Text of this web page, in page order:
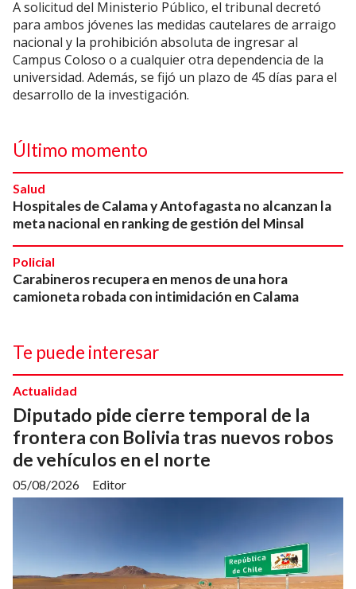
A solicitud del Ministerio Público, el tribunal decretó
para ambos jóvenes las medidas cautelares de arraigo
nacional y la prohibición absoluta de ingresar al
Campus Coloso o a cualquier otra dependencia de la
universidad. Además, se fijó un plazo de 45 días para el
desarrollo de la investigación.
Último momento
Hospitales de Calama y Antofagasta no alcanzan la
meta nacional en ranking de gestión del Minsal
Salud
Carabineros recupera en menos de una hora
camioneta robada con intimidación en Calama
Policial
Te puede interesar
Diputado pide cierre temporal de la
frontera con Bolivia tras nuevos robos
de vehículos en el norte
Editor
Actualidad
05/08/2026